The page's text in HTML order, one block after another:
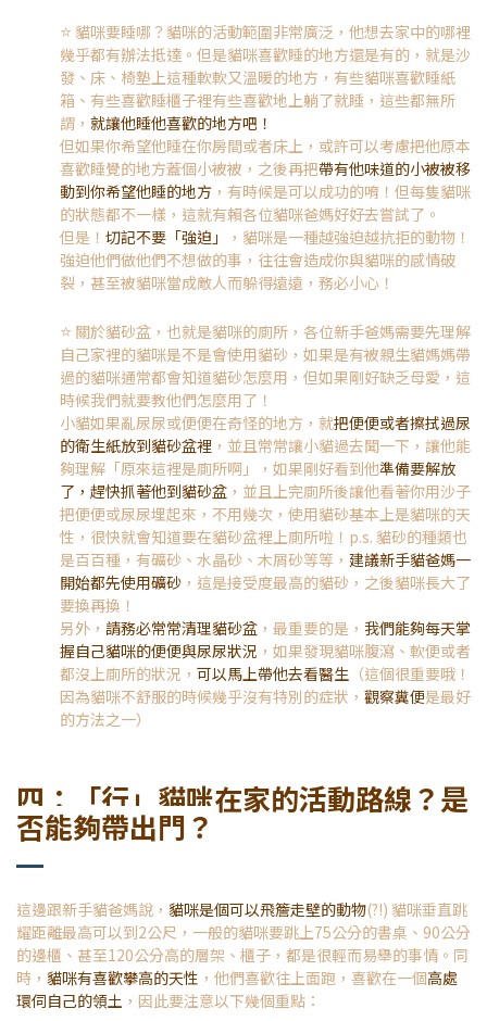
⭐️ 貓咪要睡哪？貓咪的活動範圍非常廣泛，他想去家中的哪裡
幾乎都有辦法抵達。但是貓咪喜歡睡的地方還是有的，就是沙
發、床、椅墊上這種軟軟又溫暖的地方，有些貓咪喜歡睡紙
箱、有些喜歡睡櫃子裡有些喜歡地上躺了就睡，這些都無所
謂， 就讓他睡他喜歡的地方吧！
但如果你希望他睡在你房間或者床上，或許可以考慮把他原本
喜歡睡覺的地方蓋個小被被，之後再把帶有他味道的小被被移
動到你希望他睡的地方 ，有時候是可以成功的唷！但每隻貓咪
的狀態都不一樣，這就有賴各位貓咪爸媽好好去嘗試了。
但是！ 切記不要「強迫」
，貓咪是一種越強迫越抗拒的動物！
強迫他們做他們不想做的事，往往會造成你與貓咪的感情破
裂，甚至被貓咪當成敵人而躲得遠遠，務必小心！
⭐️ 關於貓砂盆，也就是貓咪的廁所，各位新手爸媽需要先理解
自己家裡的貓咪是不是會使用貓砂，如果是有被親生貓媽媽帶
過的貓咪通常都會知道貓砂怎麼用，但如果剛好缺乏母愛，這
時候我們就要教他們怎麼用了！
小貓如果亂尿尿或便便在奇怪的地方，就把便便或者擦拭過尿
的衛生紙放到貓砂盆裡 ，並且常常讓小貓過去聞一下，讓他能
夠理解「原來這裡是廁所啊」，如果剛好看到他準備要解放
了，趕快抓著他到貓砂盆 ，並且上完廁所後讓他看著你用沙子
把便便或尿尿埋起來，不用幾次，使用貓砂基本上是貓咪的天
性，很快就會知道要在貓砂盆裡上廁所啦！p.s. 貓砂的種類也
是百百種，有礦砂、水晶砂、木屑砂等等， 建議新手貓爸媽一
開始都先使用礦砂 ，這是接受度最高的貓砂，之後貓咪長大了
要換再換！
另外， 請務必常常清理貓砂盆 ，最重要的是， 我們能夠每天掌
握自己貓咪的便便與尿尿狀況 ，如果發現貓咪腹瀉、軟便或者
都沒上廁所的狀況， 可以馬上帶他去看醫生 （這個很重要哦！
因為貓咪不舒服的時候幾乎沒有特別的症狀， 觀察糞便是最好
的方法之一）
四：「行」貓咪在家的活動路線？是
否能夠帶出門？
這邊跟新手貓爸媽說， 貓咪是個可以飛簷走壁的動物(?!) 貓咪垂直跳
耀距離最高可以到2公尺，一般的貓咪要跳上75公分的書桌、90公分
的邊櫃、甚至120公分高的層架、櫃子，都是很輕而易舉的事情。同
時， 貓咪有喜歡攀高的天性 ，他們喜歡往上面跑，喜歡在一個高處
環伺自己的領土 ，因此要注意以下幾個重點：